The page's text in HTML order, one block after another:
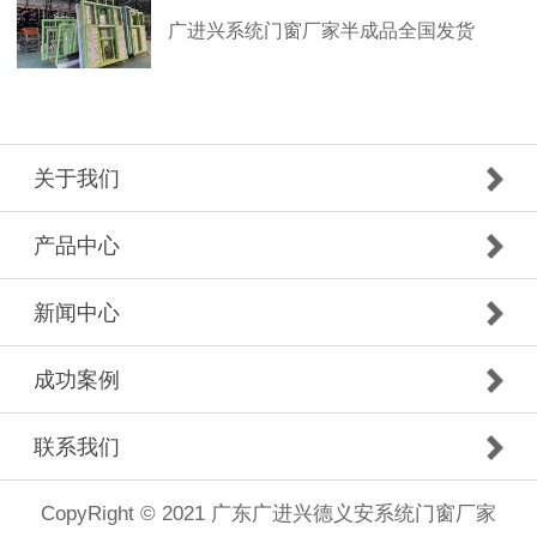
广进兴系统门窗厂家半成品全国发货
关于我们
产品中心
新闻中心
成功案例
联系我们
CopyRight © 2021 广东广进兴德义安系统门窗厂家